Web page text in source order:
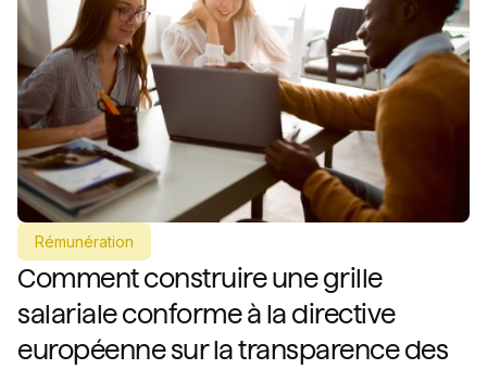
Rémunération
Comment construire une grille
salariale conforme à la directive
européenne sur la transparence des